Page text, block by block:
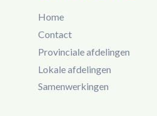
Home
Contact
Provinciale afdelingen
Lokale afdelingen
Samenwerkingen